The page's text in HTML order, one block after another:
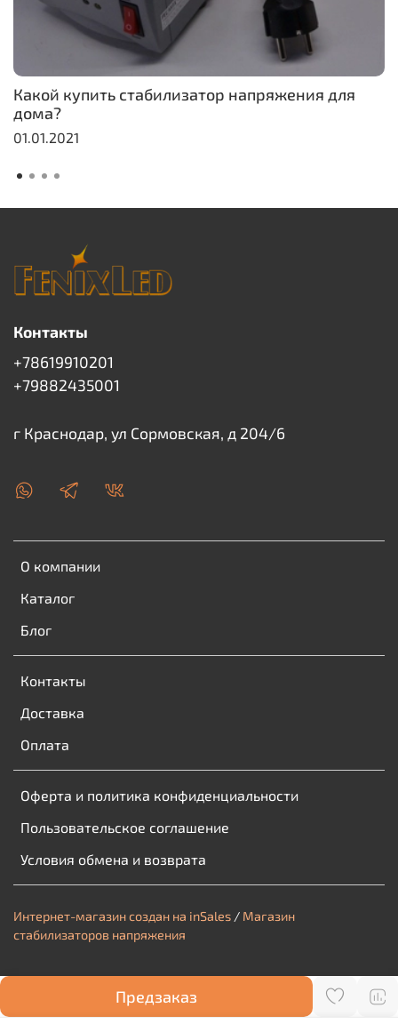
Предзаказ
Какой купить стабилизатор напряжения для
дома?
01.01.2021
О компании
Каталог
Блог
Контакты
Доставка
Оплата
Оферта и политика конфиденциальности
Пользовательское соглашение
Условия обмена и возврата
Контакты
+78619910201
+79882435001
г Краснодар, ул Сормовская, д 204/6
Интернет-магазин создан на inSales / Магазин
стабилизаторов напряжения